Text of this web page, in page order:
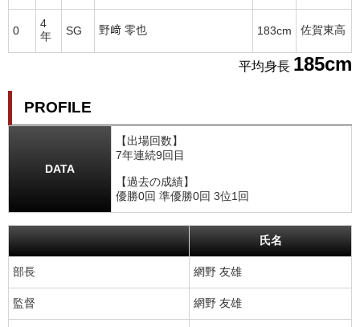
0
4
年
SG 野﨑 零也 183cm 佐賀東高
平均身長 185cm
PROFILE
DATA
【出場回数】
7年連続9回目
【過去の成績】
優勝0回 準優勝0回 3位1回
氏名
部長 網野 友雄
監督 網野 友雄